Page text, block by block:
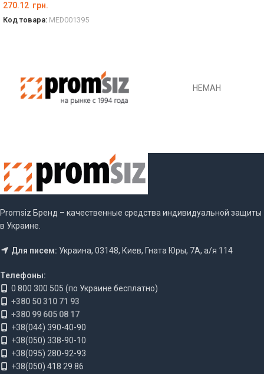
270.12 грн.
Код товара: MED001395
НЕМАН
Promsiz Бренд – качественные средства индивидуальной защиты
в Украине.
Для писем: Украина, 03148, Киев, Гната Юры, 7А, а/я 114
Телефоны:
0 800 300 505 (по Украине бесплатно)
+380 50 310 71 93
+380 99 605 08 17
+38(044) 390-40-90
+38(050) 338-90-10
+38(095) 280-92-93
+38(050) 418 29 86